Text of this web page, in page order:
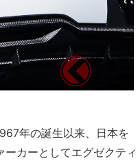
年の誕生以来、日本を
ーカーとしてエグゼクティ